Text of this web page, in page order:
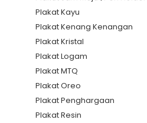
Plakat Kayu
Plakat Kenang Kenangan
Plakat Kristal
Plakat Logam
Plakat MTQ
Plakat Oreo
Plakat Penghargaan
Plakat Resin